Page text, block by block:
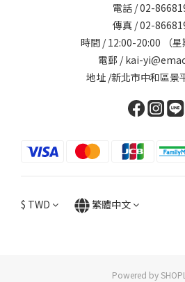
電話 / 02-
傳真 / 02-
時間 / 12:00-20:00 （星
電郵 / kai-
地址 /新北市中和區景
$ TWD 繁體中文
Powered by